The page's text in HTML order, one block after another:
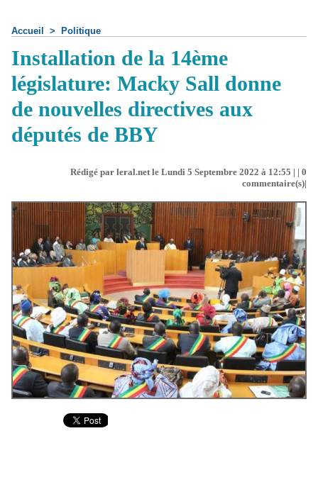
Accueil > Politique
Installation de la 14ème
législature: Macky Sall donne
de nouvelles directives aux
députés de BBY
Rédigé par leral.net le Lundi 5 Septembre 2022 à 12:55 | | 0
commentaire(s)|